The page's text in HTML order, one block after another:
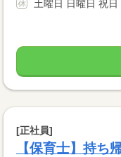
土曜日 日曜日 祝日
[正社員]
【保育士】持